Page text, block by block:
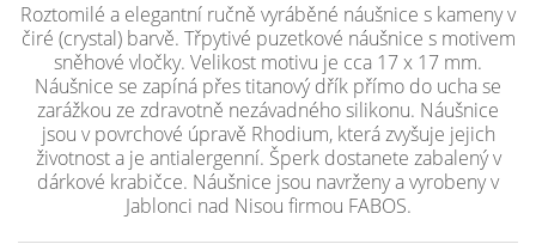
Roztomilé a elegantní ručně vyráběné náušnice s kameny v
čiré (crystal) barvě. Třpytivé puzetkové náušnice s motivem
sněhové vločky. Velikost motivu je cca 17 x 17 mm.
Náušnice se zapíná přes titanový dřík přímo do ucha se
zarážkou ze zdravotně nezávadného silikonu. Náušnice
jsou v povrchové úpravě Rhodium, která zvyšuje jejich
životnost a je antialergenní. Šperk dostanete zabalený v
dárkové krabičce. Náušnice jsou navrženy a vyrobeny v
Jablonci nad Nisou firmou FABOS.